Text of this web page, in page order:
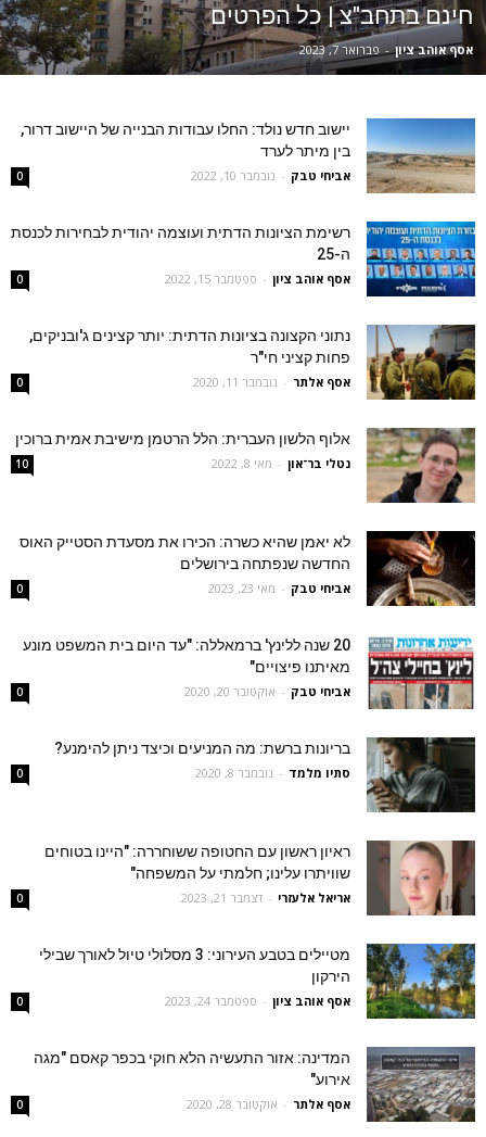
חינם בתחב"צ | כל הפרטים
אסף אוהב ציון - פברואר 7, 2023
יישוב חדש נולד: החלו עבודות הבנייה של היישוב דרור,
בין מיתר לערד
אביחי טבק - נובמבר 10, 2022 0
רשימת הציונות הדתית ועוצמה יהודית לבחירות לכנסת
ה-25
אסף אוהב ציון - ספטמבר 15, 2022 0
נתוני הקצונה בציונות הדתית: יותר קצינים ג'ובניקים,
פחות קציני חי"ר
אסף אלתר - נובמבר 11, 2020 0
אלוף הלשון העברית: הלל הרטמן מישיבת אמית ברוכין
נטלי בר־און - מאי 8, 2022 10
לא יאמן שהיא כשרה: הכירו את מסעדת הסטייק האוס
החדשה שנפתחה בירושלים
אביחי טבק - מאי 23, 2023 0
20 שנה ללינץ' ברמאללה: "עד היום בית המשפט מונע
מאיתנו פיצויים"
אביחי טבק - אוקטובר 20, 2020 0
בריונות ברשת: מה המניעים וכיצד ניתן להימנע?
סתיו מלמד - נובמבר 8, 2020 0
ראיון ראשון עם החטופה ששוחררה: "היינו בטוחים
שוויתרו עלינו; חלמתי על המשפחה"
אריאל אלעזרי - דצמבר 21, 2023 0
מטיילים בטבע העירוני: 3 מסלולי טיול לאורך שבילי
הירקון
אסף אוהב ציון - ספטמבר 24, 2023 0
המדינה: אזור התעשיה הלא חוקי בכפר קאסם "מגה
אירוע"
אסף אלתר - אוקטובר 28, 2020 0